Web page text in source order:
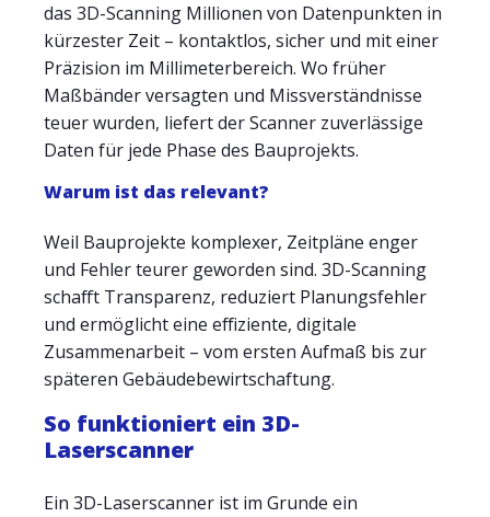
das 3D-Scanning Millionen von Datenpunkten in
kürzester Zeit – kontaktlos, sicher und mit einer
Präzision im Millimeterbereich. Wo früher
Maßbänder versagten und Missverständnisse
teuer wurden, liefert der Scanner zuverlässige
Daten für jede Phase des Bauprojekts.
Warum ist das relevant?
Weil Bauprojekte komplexer, Zeitpläne enger
und Fehler teurer geworden sind. 3D-Scanning
schafft Transparenz, reduziert Planungsfehler
und ermöglicht eine effiziente, digitale
Zusammenarbeit – vom ersten Aufmaß bis zur
späteren Gebäude­bewirtschaftung.
So funktioniert ein 3D-
Laserscanner
Ein 3D-Laserscanner ist im Grunde ein